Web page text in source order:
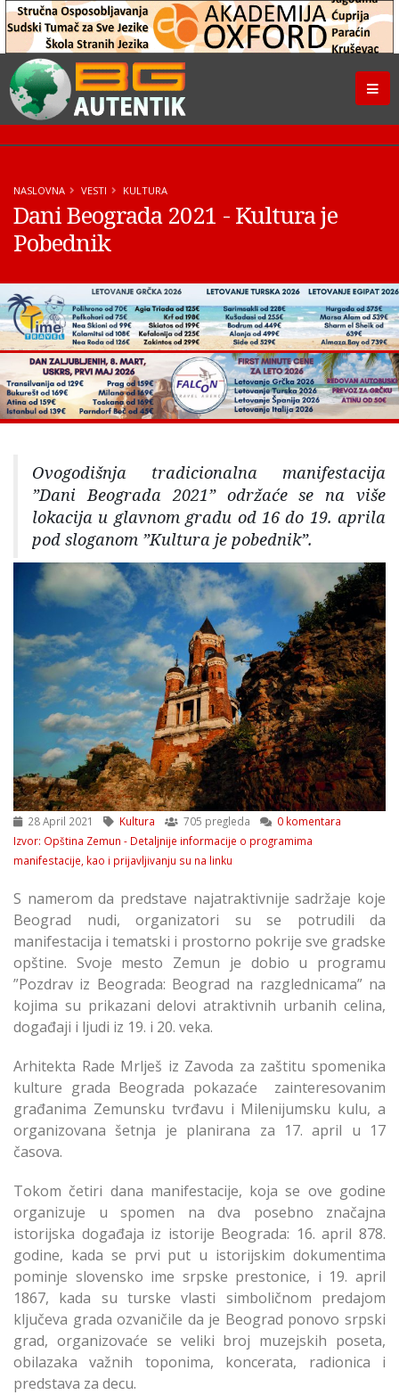
NASLOVNA VESTI KULTURA
Dani Beograda 2021 - Kultura je
Pobednik
Ovogodišnja tradicionalna manifestacija
”Dani Beograda 2021” održaće se na više
lokacija u glavnom gradu od 16 do 19. aprila
pod sloganom ”Kultura je pobednik”.
28 April 2021 Kultura 705 pregleda
0 komentara
Izvor: Opština Zemun - Detaljnije informacije o programima
manifestacije, kao i prijavljivanju su na linku
S namerom da predstave najatraktivnije sadržaje koje
Beograd nudi, organizatori su se potrudili da
manifestacija i tematski i prostorno pokrije sve gradske
opštine. Svoje mesto Zemun je dobio u programu
”Pozdrav iz Beograda: Beograd na razglednicama” na
kojima su prikazani delovi atraktivnih urbanih celina,
događaji i ljudi iz 19. i 20. veka.
Arhitekta Rade Mrlješ iz Zavoda za zaštitu spomenika
kulture grada Beograda pokazaće zainteresovanim
građanima Zemunsku tvrđavu i Milenijumsku kulu, a
organizovana šetnja je planirana za 17. april u 17
časova.
Tokom četiri dana manifestacije, koja se ove godine
organizuje u spomen na dva posebno značajna
istorijska događaja iz istorije Beograda: 16. april 878.
godine, kada se prvi put u istorijskim dokumentima
pominje slovensko ime srpske prestonice, i 19. april
1867, kada su turske vlasti simboličnom predajom
ključeva grada ozvaničile da je Beograd ponovo srpski
grad, organizovaće se veliki broj muzejskih poseta,
obilazaka važnih toponima, koncerata, radionica i
predstava za decu.